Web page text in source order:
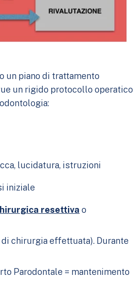
un piano di trattamento
un rigido protocollo operatico
lucidatura, istruzioni
iniziale
resettiva o
chirurgia effettuata). Durante
Parodontale = mantenimento